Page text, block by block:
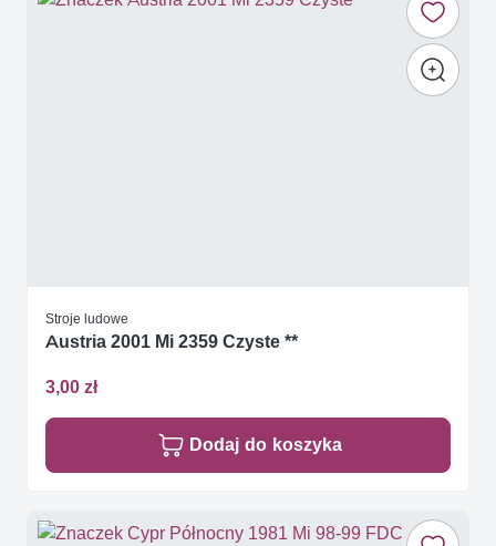
Stroje ludowe
Austria 2001 Mi 2359 Czyste **
3,00 zł
Dodaj do koszyka